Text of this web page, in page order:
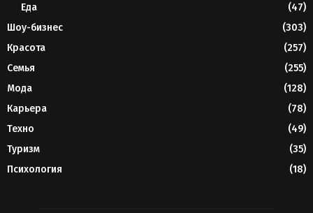
Еда
(47)
Шоу-бизнес
(303)
Красота
(257)
Семья
(255)
Мода
(128)
Карьера
(78)
Техно
(49)
Туризм
(35)
Психология
(18)